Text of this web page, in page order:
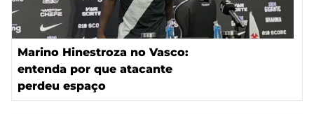
Marino Hinestroza no Vasco:
entenda por que atacante
perdeu espaço